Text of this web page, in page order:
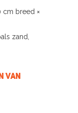
cm breed ×
zand,
van